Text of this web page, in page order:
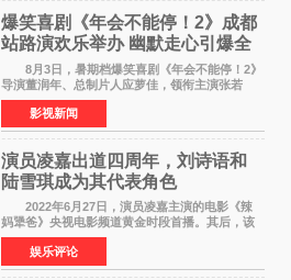
爆笑喜剧《年会不能停！2》成都
站路演欢乐举办 幽默走心引爆全
场共鸣
8月3日，暑期档爆笑喜剧《年会不能停！2》
导演董润年、总制片人应萝佳，领衔主演张若
昀、白客，惊喜出演庄达菲，特别主演孙艺洲，
特别出演田雨，友情出演欧阳奋强出席成都路
演，与观众近距离互
影视新闻
演员凌嘉出道四周年，刘诗语和
陆雪琪成为其代表角色
2022年6月27日，演员凌嘉主演的电影《辣
妈犟爸》央视电影频道黄金时段首播。其后，该
电影在央视电影频道多次复播（2022年8月10
日，2022年9月30日，2023年7月17日，2025年7
月14日）。除了多次复
娱乐评论